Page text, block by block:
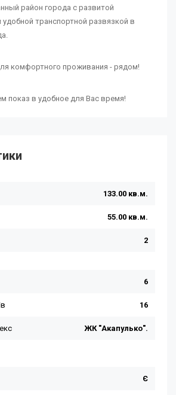
район города с развитой
транспортной развязкой в
комфортного проживания - рядом!
показ в удобное для Вас время!